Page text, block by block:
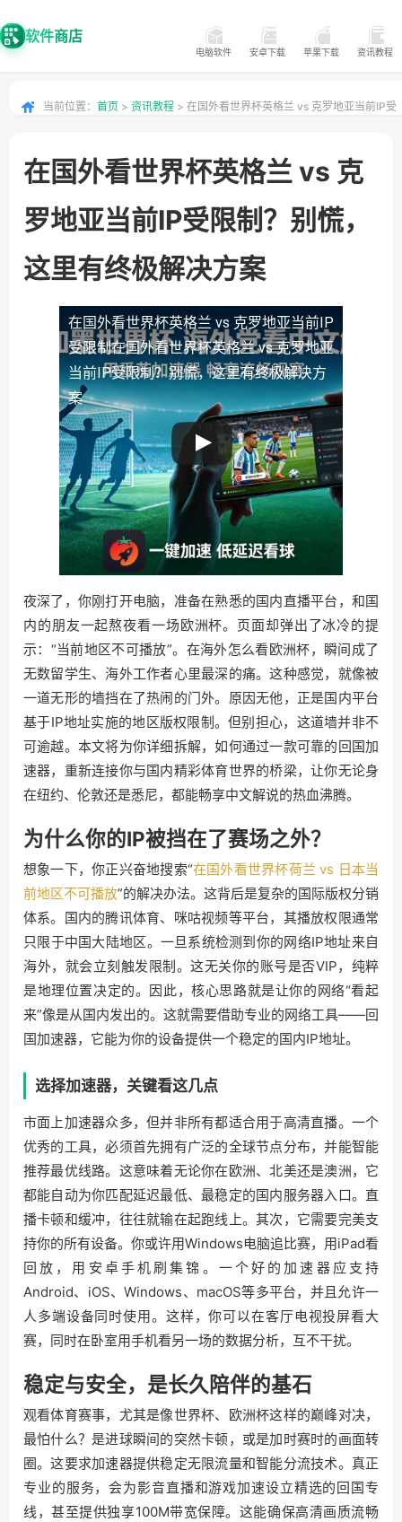
软件商店
电脑软件 安卓下载 苹果下载 资讯教程
当前位置： 首页 > 资讯教程 > 在国外看世界杯英格兰 vs 克罗地亚当前IP受
在国外看世界杯英格兰 vs 克
罗地亚当前IP受限制？别慌，
这里有终极解决方案
在国外看世界杯英格兰 vs 克罗地亚当前IP
受限制在国外看世界杯英格兰 vs 克罗地亚
当前IP受限制？别慌，这里有终极解决方
案
夜深了，你刚打开电脑，准备在熟悉的国内直播平台，和国
内的朋友一起熬夜看一场欧洲杯。页面却弹出了冰冷的提
示：“当前地区不可播放”。在海外怎么看欧洲杯，瞬间成了
无数留学生、海外工作者心里最深的痛。这种感觉，就像被
一道无形的墙挡在了热闹的门外。原因无他，正是国内平台
基于IP地址实施的地区版权限制。但别担心，这道墙并非不
可逾越。本文将为你详细拆解，如何通过一款可靠的回国加
速器，重新连接你与国内精彩体育世界的桥梁，让你无论身
在纽约、伦敦还是悉尼，都能畅享中文解说的热血沸腾。
为什么你的IP被挡在了赛场之外？
想象一下，你正兴奋地搜索“在国外看世界杯荷兰 vs 日本当
前地区不可播放”的解决办法。这背后是复杂的国际版权分销
体系。国内的腾讯体育、咪咕视频等平台，其播放权限通常
只限于中国大陆地区。一旦系统检测到你的网络IP地址来自
海外，就会立刻触发限制。这无关你的账号是否VIP，纯粹
是地理位置决定的。因此，核心思路就是让你的网络“看起
来”像是从国内发出的。这就需要借助专业的网络工具——回
国加速器，它能为你的设备提供一个稳定的国内IP地址。
选择加速器，关键看这几点
市面上加速器众多，但并非所有都适合用于高清直播。一个
优秀的工具，必须首先拥有广泛的全球节点分布，并能智能
推荐最优线路。这意味着无论你在欧洲、北美还是澳洲，它
都能自动为你匹配延迟最低、最稳定的国内服务器入口。直
播卡顿和缓冲，往往就输在起跑线上。其次，它需要完美支
持你的所有设备。你或许用Windows电脑追比赛，用iPad看
回放，用安卓手机刷集锦。一个好的加速器应支持
Android、iOS、Windows、macOS等多平台，并且允许一
人多端设备同时使用。这样，你可以在客厅电视投屏看大
赛，同时在卧室用手机看另一场的数据分析，互不干扰。
稳定与安全，是长久陪伴的基石
观看体育赛事，尤其是像世界杯、欧洲杯这样的巅峰对决，
最怕什么？是进球瞬间的突然卡顿，或是加时赛时的画面转
圈。这要求加速器提供稳定无限流量和智能分流技术。真正
专业的服务，会为影音直播和游戏加速设立精选的回国专
线，甚至提供独享100M带宽保障。这能确保高清画质流畅